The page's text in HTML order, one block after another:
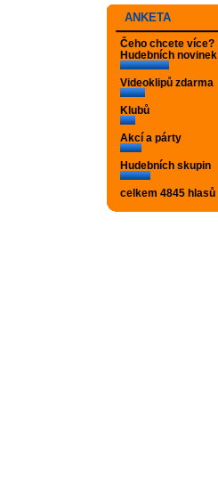
ANKETA
Čeho chcete více?
Hudebních novinek
Videoklipů zdarma
Klubů
Akcí a párty
Hudebních skupin
celkem 4845 hlasů